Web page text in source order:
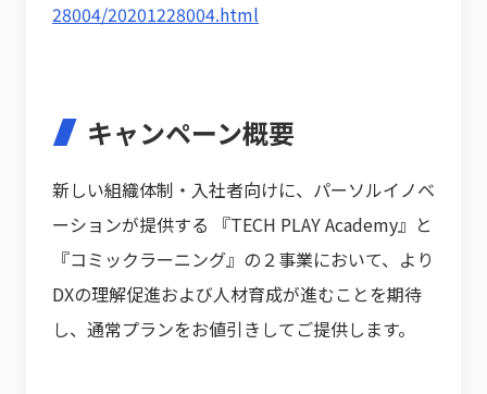
28004/20201228004.html
キャンペーン概要
新しい組織体制・入社者向けに、パーソルイノベ
ーションが提供する 『TECH PLAY Academy』と
『コミックラーニング』の２事業において、より
DXの理解促進および人材育成が進むことを期待
し、通常プランをお値引きしてご提供します。